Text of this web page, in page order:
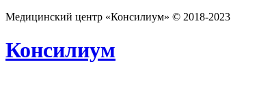
Медицинский центр «Консилиум» © 2018-2023
Консилиум